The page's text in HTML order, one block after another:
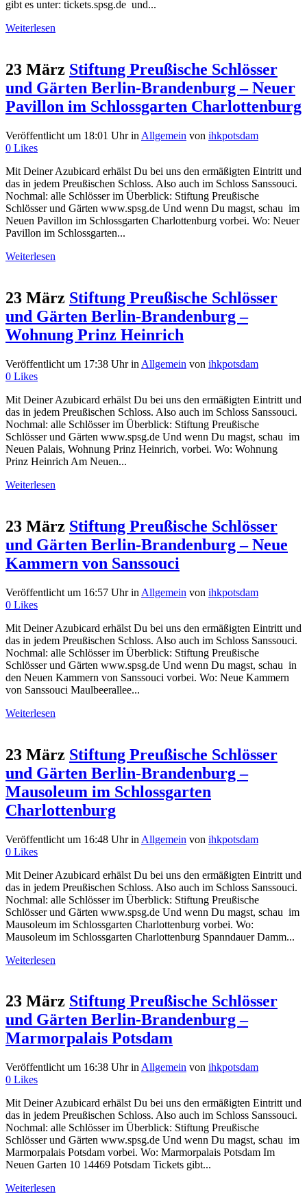
gibt es unter: tickets.spsg.de und...
Weiterlesen
23 März Stiftung Preußische Schlösser
und Gärten Berlin-Brandenburg – Neuer
Pavillon im Schlossgarten Charlottenburg
Veröffentlicht um 18:01 Uhrin Allgemein von ihkpotsdam
0 Likes
Mit Deiner Azubicard erhälst Du bei uns den ermäßigten Eintritt und
das in jedem Preußischen Schloss. Also auch im Schloss Sanssouci.
Nochmal: alle Schlösser im Überblick: Stiftung Preußische
Schlösser und Gärten www.spsg.de Und wenn Du magst, schau im
Neuen Pavillon im Schlossgarten Charlottenburg vorbei. Wo: Neuer
Pavillon im Schlossgarten...
Weiterlesen
23 März Stiftung Preußische Schlösser
und Gärten Berlin-Brandenburg –
Wohnung Prinz Heinrich
Veröffentlicht um 17:38 Uhrin Allgemein von ihkpotsdam
0 Likes
Mit Deiner Azubicard erhälst Du bei uns den ermäßigten Eintritt und
das in jedem Preußischen Schloss. Also auch im Schloss Sanssouci.
Nochmal: alle Schlösser im Überblick: Stiftung Preußische
Schlösser und Gärten www.spsg.de Und wenn Du magst, schau im
Neuen Palais, Wohnung Prinz Heinrich, vorbei. Wo: Wohnung
Prinz Heinrich Am Neuen...
Weiterlesen
23 März Stiftung Preußische Schlösser
und Gärten Berlin-Brandenburg – Neue
Kammern von Sanssouci
Veröffentlicht um 16:57 Uhrin Allgemein von ihkpotsdam
0 Likes
Mit Deiner Azubicard erhälst Du bei uns den ermäßigten Eintritt und
das in jedem Preußischen Schloss. Also auch im Schloss Sanssouci.
Nochmal: alle Schlösser im Überblick: Stiftung Preußische
Schlösser und Gärten www.spsg.de Und wenn Du magst, schau in
den Neuen Kammern von Sanssouci vorbei. Wo: Neue Kammern
von Sanssouci Maulbeerallee...
Weiterlesen
23 März Stiftung Preußische Schlösser
und Gärten Berlin-Brandenburg –
Mausoleum im Schlossgarten
Charlottenburg
Veröffentlicht um 16:48 Uhrin Allgemein von ihkpotsdam
0 Likes
Mit Deiner Azubicard erhälst Du bei uns den ermäßigten Eintritt und
das in jedem Preußischen Schloss. Also auch im Schloss Sanssouci.
Nochmal: alle Schlösser im Überblick: Stiftung Preußische
Schlösser und Gärten www.spsg.de Und wenn Du magst, schau im
Mausoleum im Schlossgarten Charlottenburg vorbei. Wo:
Mausoleum im Schlossgarten Charlottenburg Spanndauer Damm...
Weiterlesen
23 März Stiftung Preußische Schlösser
und Gärten Berlin-Brandenburg –
Marmorpalais Potsdam
Veröffentlicht um 16:38 Uhrin Allgemein von ihkpotsdam
0 Likes
Mit Deiner Azubicard erhälst Du bei uns den ermäßigten Eintritt und
das in jedem Preußischen Schloss. Also auch im Schloss Sanssouci.
Nochmal: alle Schlösser im Überblick: Stiftung Preußische
Schlösser und Gärten www.spsg.de Und wenn Du magst, schau im
Marmorpalais Potsdam vorbei. Wo: Marmorpalais Potsdam Im
Neuen Garten 10 14469 Potsdam Tickets gibt...
Weiterlesen